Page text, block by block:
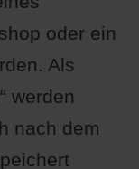
oder ein
Als
werden
nach dem